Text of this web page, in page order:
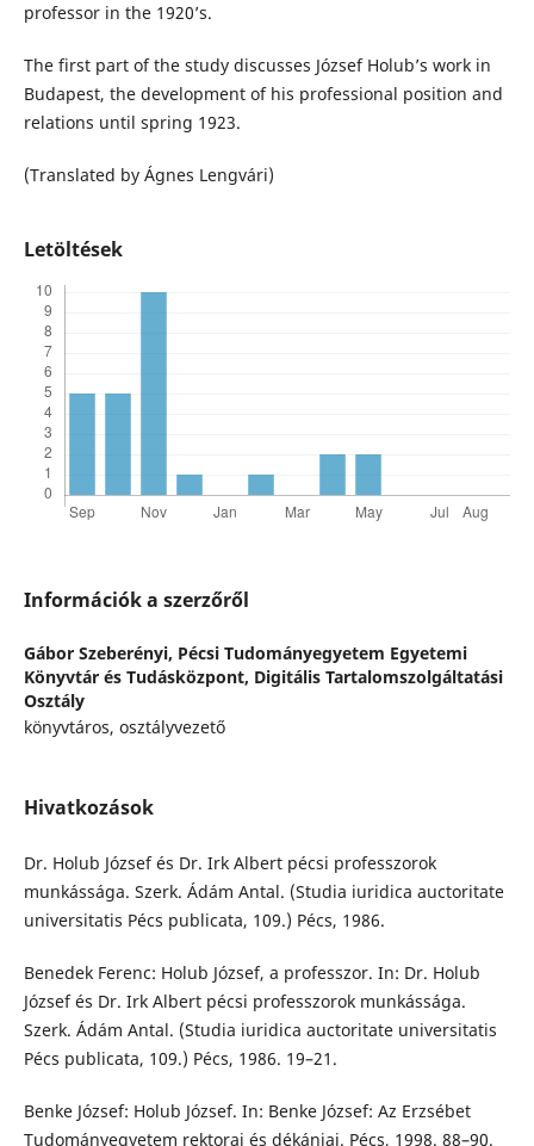
professor in the 1920’s.
The first part of the study discusses József Holub’s work in
Budapest, the development of his professional position and
relations until spring 1923.
(Translated by Ágnes Lengvári)
Letöltések
Információk a szerzőről
Gábor Szeberényi, Pécsi Tudományegyetem Egyetemi
Könyvtár és Tudásközpont, Digitális Tartalomszolgáltatási
Osztály
könyvtáros, osztályvezető
Hivatkozások
Dr. Holub József és Dr. Irk Albert pécsi professzorok
munkássága. Szerk. Ádám Antal. (Studia iuridica auctoritate
universitatis Pécs publicata, 109.) Pécs, 1986.
Benedek Ferenc: Holub József, a professzor. In: Dr. Holub
József és Dr. Irk Albert pécsi professzorok munkássága.
Szerk. Ádám Antal. (Studia iuridica auctoritate universitatis
Pécs publicata, 109.) Pécs, 1986. 19–21.
Benke József: Holub József. In: Benke József: Az Erzsébet
Tudományegyetem rektorai és dékánjai. Pécs, 1998. 88–90.